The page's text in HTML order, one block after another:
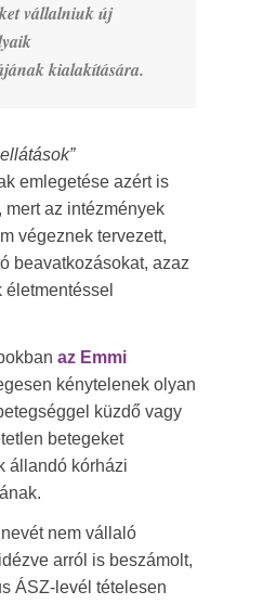
vállalniuk új
kialakítására.
emlegetése azért is
mert az intézmények
végeznek tervezett,
beavatkozásokat, azaz
életmentéssel
az Emmi
kénytelenek olyan
küzdő vagy
betegeket
állandó kórházi
nem vállaló
arról is beszámolt,
ÁSZ-levél tételesen